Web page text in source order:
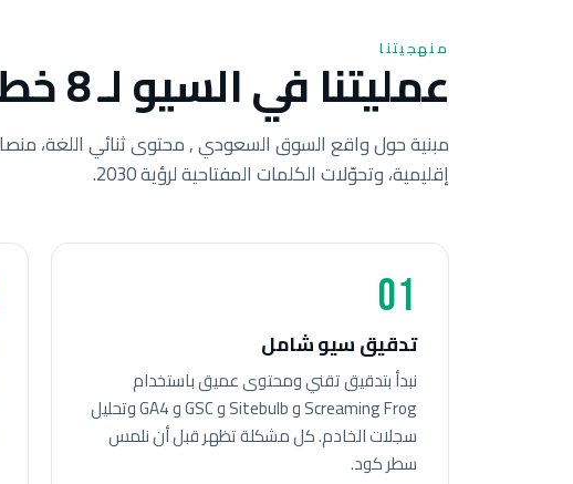
منهجيتنا
عمليتنا في السيو لـ 8 خطوات للشركات السعودية.
مبنية حول واقع السوق السعودي , محتوى ثنائي اللغة،
إقليمية، وتحوّلات الكلمات المفتاحية لرؤية 2030.
01
تدقيق سيو شامل
نبدأ بتدقيق تقني ومحتوى عميق باستخدام
Screaming Frog و Sitebulb و GSC و GA4 وتحليل
سجلات الخادم. كل مشكلة تظهر قبل أن نلمس
سطر كود.